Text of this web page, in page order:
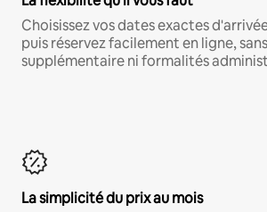
Choisissez vos dates exactes
puis réservez facilement en ligne,
supplémentaire ni formalités
La simplicité du prix au mois